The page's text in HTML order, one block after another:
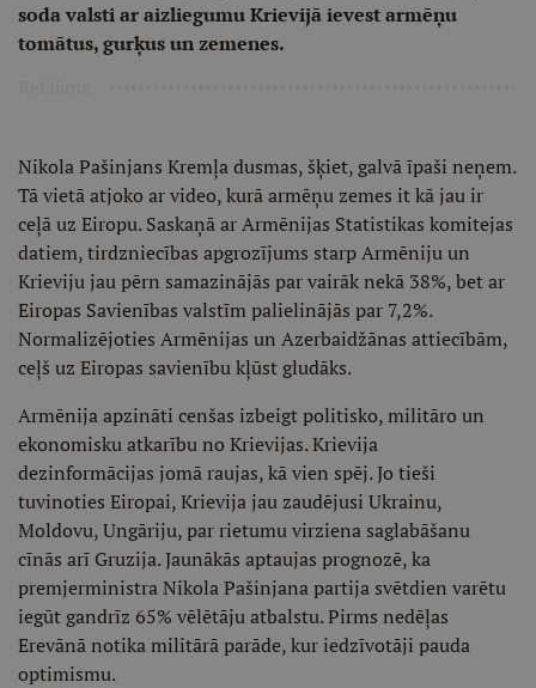
soda valsti ar aizliegumu Krievijā ievest armēņu
tomātus, gurķus un zemenes.
Nikola Pašinjans Kremļa dusmas, šķiet, galvā īpaši neņem.
Tā vietā atjoko ar video, kurā armēņu zemes it kā jau ir
ceļā uz Eiropu. Saskaņā ar Armēnijas Statistikas komitejas
datiem, tirdzniecības apgrozījums starp Armēniju un
Krieviju jau pērn samazinājās par vairāk nekā 38%, bet ar
Eiropas Savienības valstīm palielinājās par 7,2%.
Normalizējoties Armēnijas un Azerbaidžānas attiecībām,
ceļš uz Eiropas savienību kļūst gludāks.
Armēnija apzināti cenšas izbeigt politisko, militāro un
ekonomisku atkarību no Krievijas. Krievija
dezinformācijas jomā raujas, kā vien spēj. Jo tieši
tuvinoties Eiropai, Krievija jau zaudējusi Ukrainu,
Moldovu, Ungāriju, par rietumu virziena saglabāšanu
cīnās arī Gruzija. Jaunākās aptaujas prognozē, ka
premjerministra Nikola Pašinjana partija svētdien varētu
iegūt gandrīz 65% vēlētāju atbalstu. Pirms nedēļas
Erevānā notika militārā parāde, kur iedzīvotāji pauda
optimismu.